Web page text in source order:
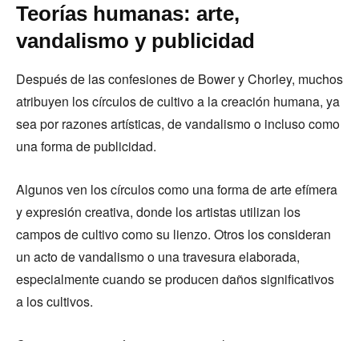
Teorías humanas: arte,
vandalismo y publicidad
Después de las confesiones de Bower y Chorley, muchos
atribuyen los círculos de cultivo a la creación humana, ya
sea por razones artísticas, de vandalismo o incluso como
una forma de publicidad.
Algunos ven los círculos como una forma de arte efímera
y expresión creativa, donde los artistas utilizan los
campos de cultivo como su lienzo. Otros los consideran
un acto de vandalismo o una travesura elaborada,
especialmente cuando se producen daños significativos
a los cultivos.